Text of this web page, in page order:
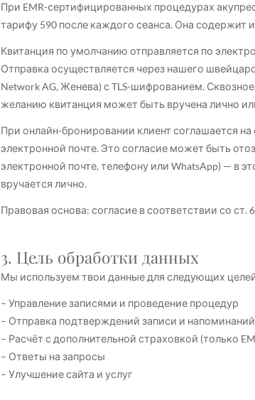
При EMR-сертифицированных процедурах
тарифу 590 после каждого сеанса. Она содержит
Квитанция по умолчанию отправляется по
Отправка осуществляется через нашего
Network AG, Женева) с TLS-шифрованием.
желанию квитанция может быть вручена лично
При онлайн-бронировании клиент соглашается
электронной почте. Это согласие может быть
электронной почте, телефону или WhatsApp) — в
вручается лично.
Правовая основа: согласие в соответствии со ст. 6
3. Цель обработки данных
Мы используем твои данные для следующих
– Управление записями и проведение процедур
– Отправка подтверждений записи и напоминаний
– Расчёт с дополнительной страховкой (только
– Ответы на запросы
– Улучшение сайта и услуг